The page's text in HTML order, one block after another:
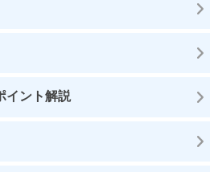
イント解説